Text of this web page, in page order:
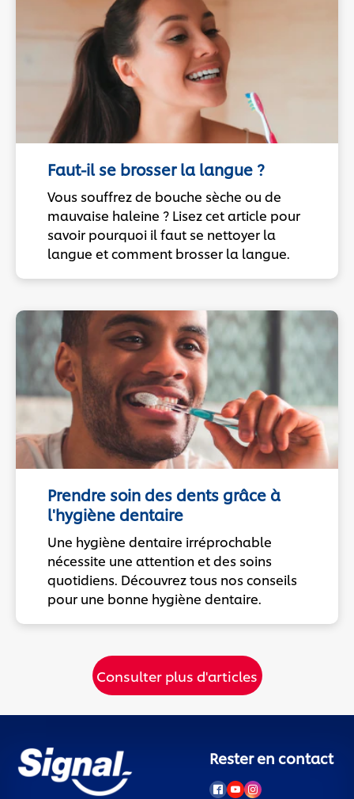
Faut-il se brosser la langue ?
Vous souffrez de bouche sèche ou de
mauvaise haleine ? Lisez cet article pour
savoir pourquoi il faut se nettoyer la
langue et comment brosser la langue.
Prendre soin des dents grâce à
l'hygiène dentaire
Une hygiène dentaire irréprochable
nécessite une attention et des soins
quotidiens. Découvrez tous nos conseils
pour une bonne hygiène dentaire.
Consulter plus d'articles
Rester en contact